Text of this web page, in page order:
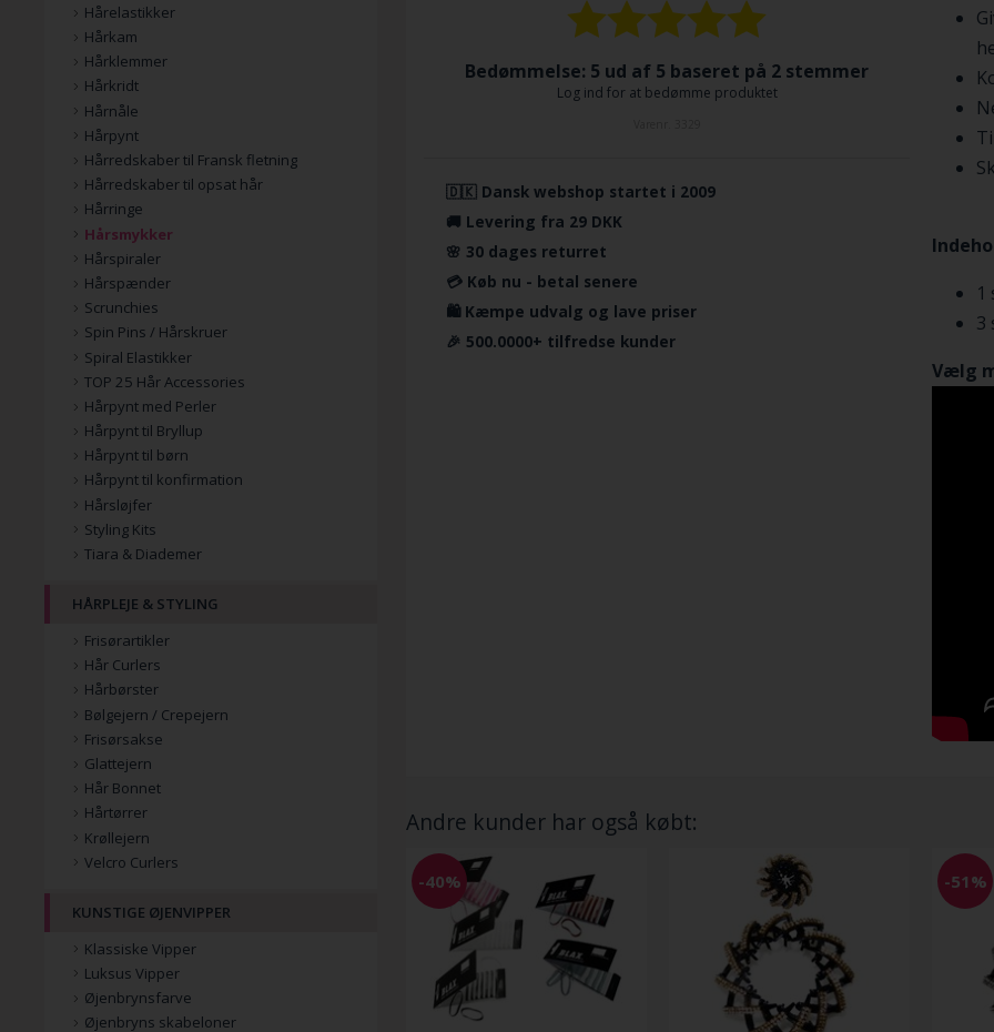
Bedømmelse: 5 ud af 5 baseret på 2 stemmer
Log ind for at bedømme produktet
🇩🇰 Dansk webshop startet i 2009
🚚 Levering fra 29 DKK
🌸 30 dages returret
💳 Køb nu - betal senere
🛍️ Kæmpe udvalg og lave priser
🎉 500.0000+ tilfredse kunder
1
3
Vælg
Andre kunder har også købt:
-40% -51%
Hårelastikker
Hårkam
Hårklemmer
Hårkridt
Hårnåle
Hårpynt
Hårredskaber til Fransk fletning
Hårredskaber til opsat hår
Hårringe
Hårsmykker
Hårspiraler
Hårspænder
Scrunchies
Spin Pins / Hårskruer
Spiral Elastikker
TOP 25 Hår Accessories
Hårpynt med Perler
Hårpynt til Bryllup
Hårpynt til børn
Hårpynt til konfirmation
Hårsløjfer
Styling Kits
Tiara & Diademer
HÅRPLEJE & STYLING
Frisørartikler
Hår Curlers
Hårbørster
Bølgejern / Crepejern
Frisørsakse
Glattejern
Hår Bonnet
Hårtørrer
Krøllejern
Velcro Curlers
KUNSTIGE ØJENVIPPER
Klassiske Vipper
Luksus Vipper
Øjenbrynsfarve
Øjenbryns skabeloner